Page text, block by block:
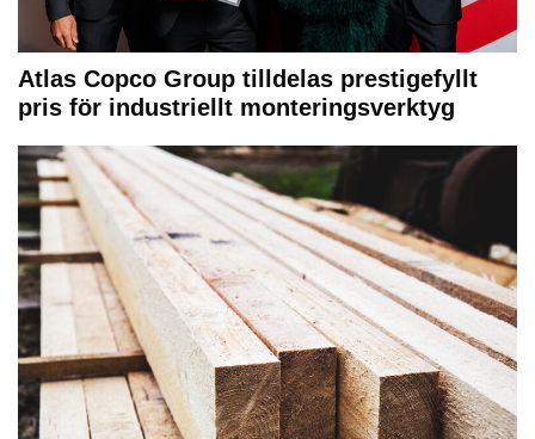
Atlas Copco Group tilldelas prestigefyllt
pris för industriellt monteringsverktyg